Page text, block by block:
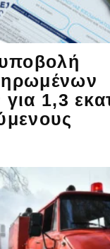
1,3